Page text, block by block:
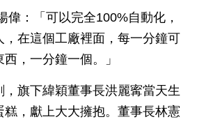
偉：「可以完全100%自動化，
，在這個工廠裡面，每一分鐘可
，一分鐘一個。」
，旗下緯穎董事長洪麗寗當天生
糕，獻上大大擁抱。董事長林憲